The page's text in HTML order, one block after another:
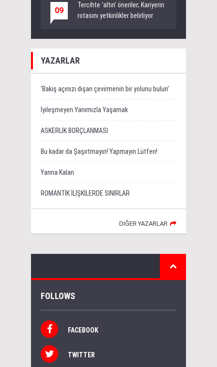
09
Tercihte ‘altın’ öneriler; Kariyerin
rotasını yetkinlikler belirliyor
YAZARLAR
'Bakış açınızı dışarı çevirmenin bir yolunu bulun'
İyileşmeyen Yanımızla Yaşamak
ASKERLİK BORÇLANMASI
Bu kadar da Şaşırtmayın! Yapmayın Lütfen!
Yarına Kalan
ROMANTİK İLİŞKİLERDE SINIRLAR
DIĞER YAZARLAR
FOLLOWS
FACEBOOK
TWITTER